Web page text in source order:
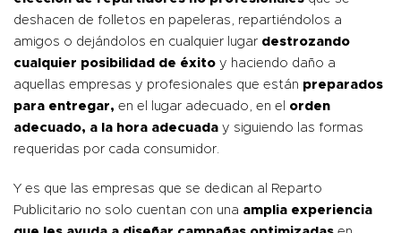
deshacen de folletos en papeleras, repartiéndolos a
amigos o dejándolos en cualquier lugar destrozando
cualquier posibilidad de éxito y haciendo daño a
aquellas empresas y profesionales que están preparados
para entregar, en el lugar adecuado, en el orden
adecuado, a la hora adecuada y siguiendo las formas
requeridas por cada consumidor.
Y es que las empresas que se dedican al Reparto
Publicitario no solo cuentan con una amplia experiencia